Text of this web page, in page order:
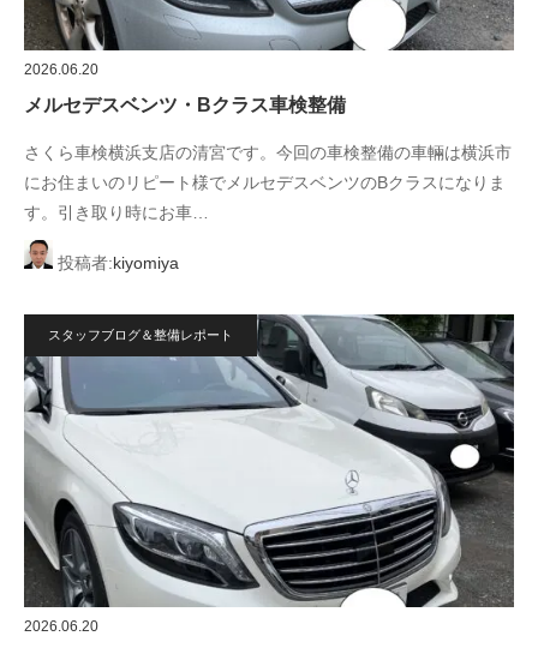
2026.06.20
メルセデスベンツ・Bクラス車検整備
さくら車検横浜支店の清宮です。今回の車検整備の車輛は横浜市
にお住まいのリピート様でメルセデスベンツのBクラスになりま
す。引き取り時にお車…
投稿者:kiyomiya
スタッフブログ＆整備レポート
2026.06.20